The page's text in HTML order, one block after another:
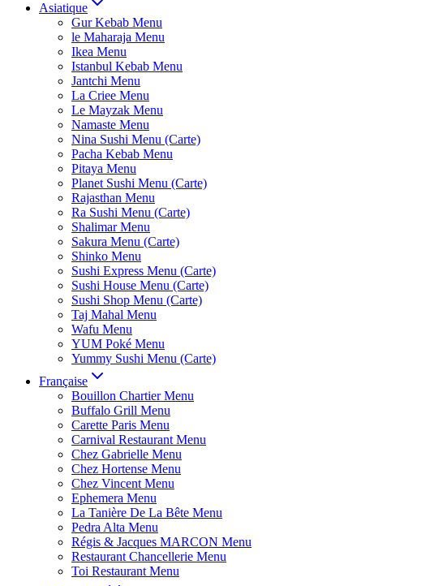
Asiatique
Gur Kebab Menu
le Maharaja Menu
Ikea Menu
Istanbul Kebab Menu
Jantchi Menu
La Criee Menu
Le Mayzak Menu
Namaste Menu
Nina Sushi Menu (Carte)
Pacha Kebab Menu
Pitaya Menu
Planet Sushi Menu (Carte)
Rajasthan Menu
Ra Sushi Menu (Carte)
Shalimar Menu
Sakura Menu (Carte)
Shinko Menu
Sushi Express Menu (Carte)
Sushi House Menu (Carte)
Sushi Shop Menu (Carte)
Taj Mahal Menu
Wafu Menu
YUM Poké Menu
Yummy Sushi Menu (Carte)
Française
Bouillon Chartier Menu
Buffalo Grill Menu
Carette Paris Menu
Carnival Restaurant Menu
Chez Gabrielle Menu
Chez Hortense Menu
Chez Vincent Menu
Ephemera Menu
La Tanière De La Bête Menu
Pedra Alta Menu
Régis & Jacques MARCON Menu
Restaurant Chancellerie Menu
Toi Restaurant Menu